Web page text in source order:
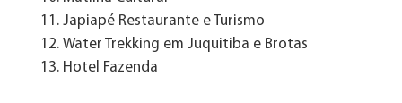
Japiapé Restaurante e Turismo
Water Trekking em Juquitiba e Brotas
Hotel Fazenda